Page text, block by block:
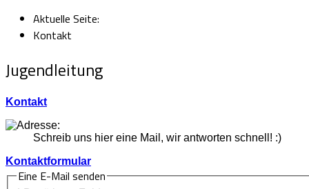
Aktuelle Seite:
Kontakt
Jugendleitung
Kontakt
Schreib uns hier eine Mail, wir antworten schnell! :)
Kontaktformular
Eine E-Mail senden